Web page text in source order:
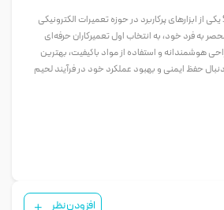
پد نسوز لحیم کاری مدل S-170 یکی از ابزارهای پرکاربرد در حوزه تعمیرات الکترونیکی
به فرد خود، به انتخاب اول تعمیرکاران حرفه‌ای
هوشمندانه و استفاده از مواد باکیفیت، بهترین
حفظ ایمنی و بهبود عملکرد خود در فرآیند لحیم
افزودن نظر